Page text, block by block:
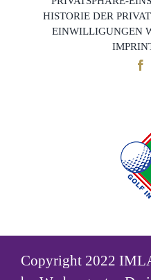
HISTORIE DER
EINWILLIGUNGEN
Copyright 2022